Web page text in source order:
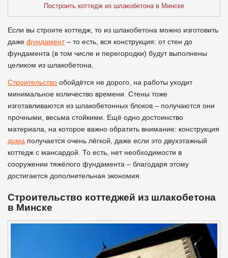
Построить коттедж из шлакобетона в Минске
Если вы строите коттедж, то из шлакобетона можно изготовить
даже фундамент– то есть, вся конструкция: от стен до
фундамента (в том числе и перегородки) будут выполнены
целиком из шлакобетона.
Строительство обойдётся не дорого, на работы уходит
минимальное количество времени. Стены тоже
изготавливаются из шлакобетонных блоков – получаются они
прочными, весьма стойкими. Ещё одно достоинство
материала, на которое важно обратить внимание: конструкция
дома получается очень лёгкой, даже если это двухэтажный
коттедж с мансардой. То есть, нет необходимости в
сооружении тяжёлого фундамента – благодаря этому
достигается дополнительная экономия.
Строительство коттеджей из шлакобетона
в Минске